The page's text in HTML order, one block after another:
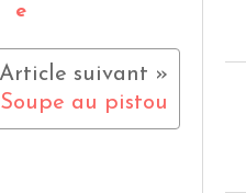
e
Soupe au pistou